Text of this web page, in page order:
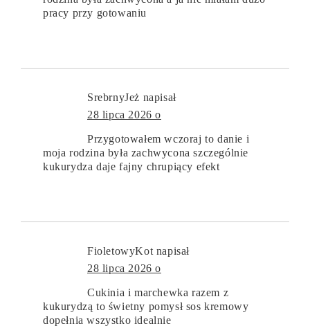
pracy przy gotowaniu
SrebrnyJeż napisał
28 lipca 2026 o
Przygotowałem wczoraj to danie i
moja rodzina była zachwycona szczególnie
kukurydza daje fajny chrupiący efekt
FioletowyKot napisał
28 lipca 2026 o
Cukinia i marchewka razem z
kukurydzą to świetny pomysł sos kremowy
dopełnia wszystko idealnie